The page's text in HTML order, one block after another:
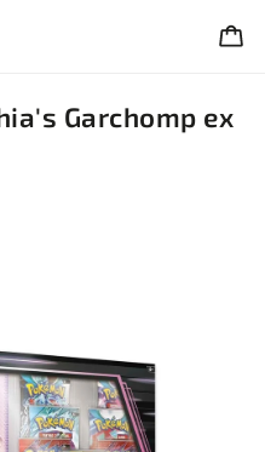
Garchomp ex